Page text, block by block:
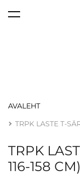
lisati ostukorvi.
AVALEHT
TRPK LASTE T-
TRPK
116-158